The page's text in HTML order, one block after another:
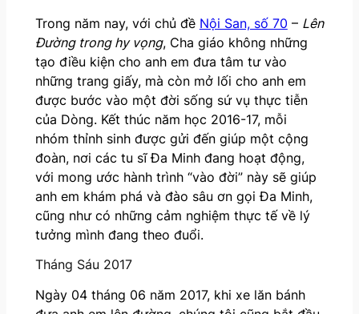
Trong năm nay, với chủ đề Nội San, số 70 – Lên
Đường trong hy vọng, Cha giáo không những
tạo điều kiện cho anh em đưa tâm tư vào
những trang giấy, mà còn mở lối cho anh em
được bước vào một đời sống sứ vụ thực tiễn
của Dòng. Kết thúc năm học 2016-17, mỗi
nhóm thỉnh sinh được gửi đến giúp một cộng
đoàn, nơi các tu sĩ Đa Minh đang hoạt động,
với mong ước hành trình “vào đời” này sẽ giúp
anh em khám phá và đào sâu ơn gọi Đa Minh,
cũng như có những cảm nghiệm thực tế về lý
tưởng mình đang theo đuổi.
Tháng Sáu 2017
Ngày 04 tháng 06 năm 2017, khi xe lăn bánh